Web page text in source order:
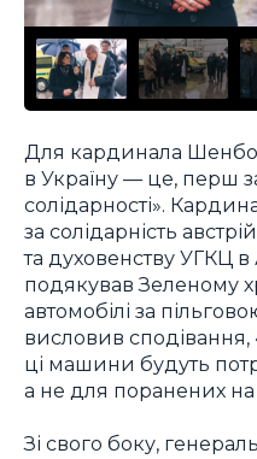
Для кардинала
в Україну — це, перш
солідарності».
за солідарність
та духовенству УГКЦ в
подякував Зеленому
автомобілі за
висловив
ці машини будуть
а не для поранених на
Зі свого боку,